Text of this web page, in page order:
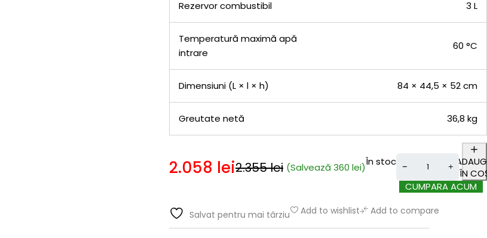
Rezervor combustibil 3 L
Temperatură maximă apă
intrare
60 °C
Dimensiuni (L × l × h) 84 × 44,5 × 52 cm
Greutate netă 36,8 kg
2.355lei
2.058 lei (Salvează 360 lei)În stoc
ÎN
CUMPARA ACUM
Salvat pentru mai târziu Add to wishlist Add to compare